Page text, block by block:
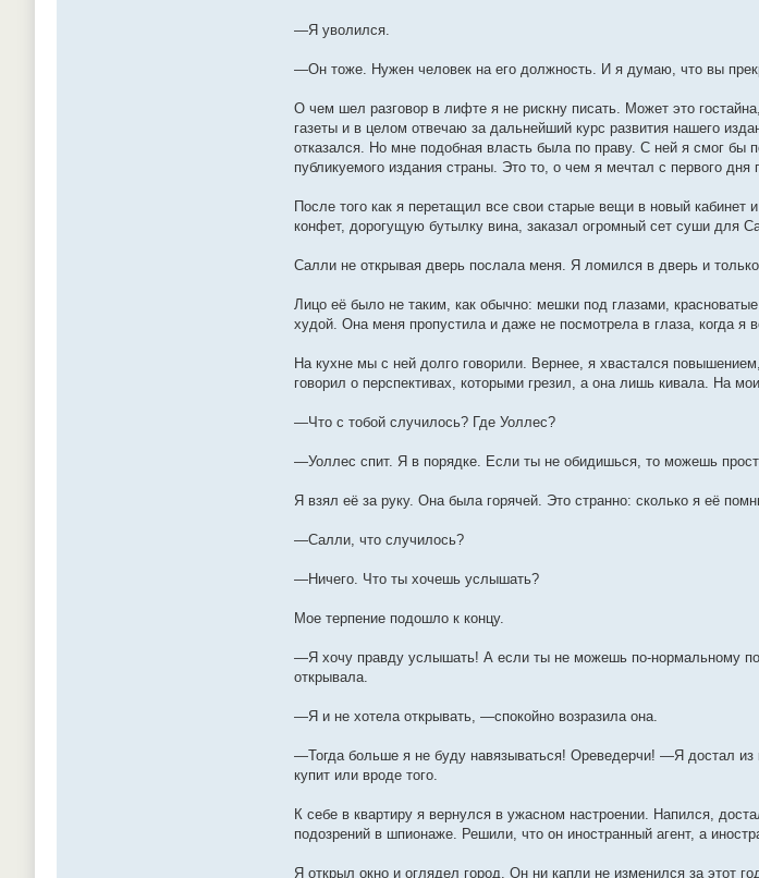
—Я уволился.
—Он тоже. Нужен человек на его должность. И я думаю, что вы
О чем шел разговор в лифте я не рискну писать. Может это
газеты и в целом отвечаю за дальнейший курс развития нашего
отказался. Но мне подобная власть была по праву. С ней я смог бы
публикуемого издания страны. Это то, о чем я мечтал с первого
После того как я перетащил все свои старые вещи в новый
конфет, дорогущую бутылку вина, заказал огромный сет суши для
Салли не открывая дверь послала меня. Я ломился в дверь и
Лицо её было не таким, как обычно: мешки под глазами,
худой. Она меня пропустила и даже не посмотрела в глаза, когда
На кухне мы с ней долго говорили. Вернее, я хвастался
говорил о перспективах, которыми грезил, а она лишь кивала. На
—Что с тобой случилось? Где Уоллес?
—Уоллес спит. Я в порядке. Если ты не обидишься, то можешь
Я взял её за руку. Она была горячей. Это странно: сколько я её
—Салли, что случилось?
—Ничего. Что ты хочешь услышать?
Мое терпение подошло к концу.
—Я хочу правду услышать! А если ты не можешь по-нормальному
открывала.
—Я и не хотела открывать, —спокойно возразила она.
—Тогда больше я не буду навязываться! Ореведерчи! —Я достал
купит или вроде того.
К себе в квартиру я вернулся в ужасном настроении. Напился,
подозрений в шпионаже. Решили, что он иностранный агент, а
Я открыл окно и оглядел город. Он ни капли не изменился за этот